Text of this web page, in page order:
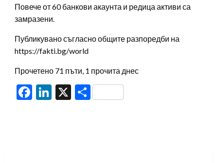
Повече от 60 банкови акаунта и редица активи са
замразени.
Публикувано съгласно общите разпоредби на
https://fakti.bg/world
Прочетено 71 пъти, 1 прочита днес
Facebook
LinkedIn
X Share